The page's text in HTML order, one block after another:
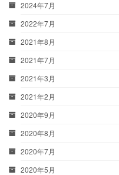
2024年7月
2022年7月
2021年8月
2021年7月
2021年3月
2021年2月
2020年9月
2020年8月
2020年7月
2020年5月